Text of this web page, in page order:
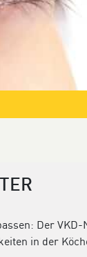
Der
in der